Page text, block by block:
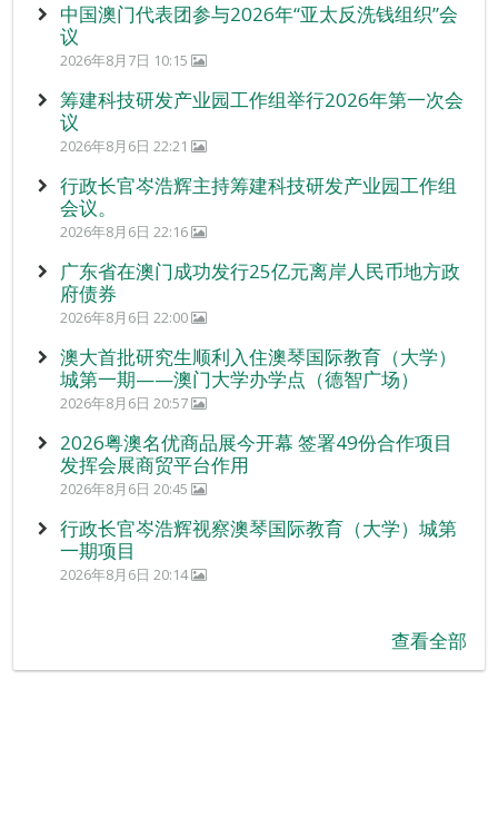
中国澳门代表团参与2026年“亚太反洗钱组织”会
议
2026年8月7日 10:15
筹建科技研发产业园工作组举行2026年第一次会
议
2026年8月6日 22:21
行政长官岑浩辉主持筹建科技研发产业园工作组
会议。
2026年8月6日 22:16
广东省在澳门成功发行25亿元离岸人民币地方政
府债券
2026年8月6日 22:00
澳大首批研究生顺利入住澳琴国际教育（大学）
城第一期——澳门大学办学点（德智广场）
2026年8月6日 20:57
2026粤澳名优商品展今开幕 签署49份合作项目
发挥会展商贸平台作用
2026年8月6日 20:45
行政长官岑浩辉视察澳琴国际教育（大学）城第
一期项目
2026年8月6日 20:14
查看全部